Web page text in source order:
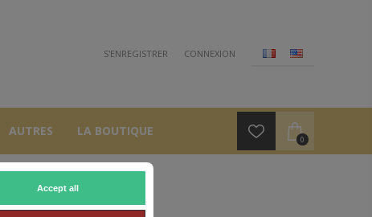
Accept all
S'ENREGISTRER CONNEXION
AUTRES LA BOUTIQUE
0